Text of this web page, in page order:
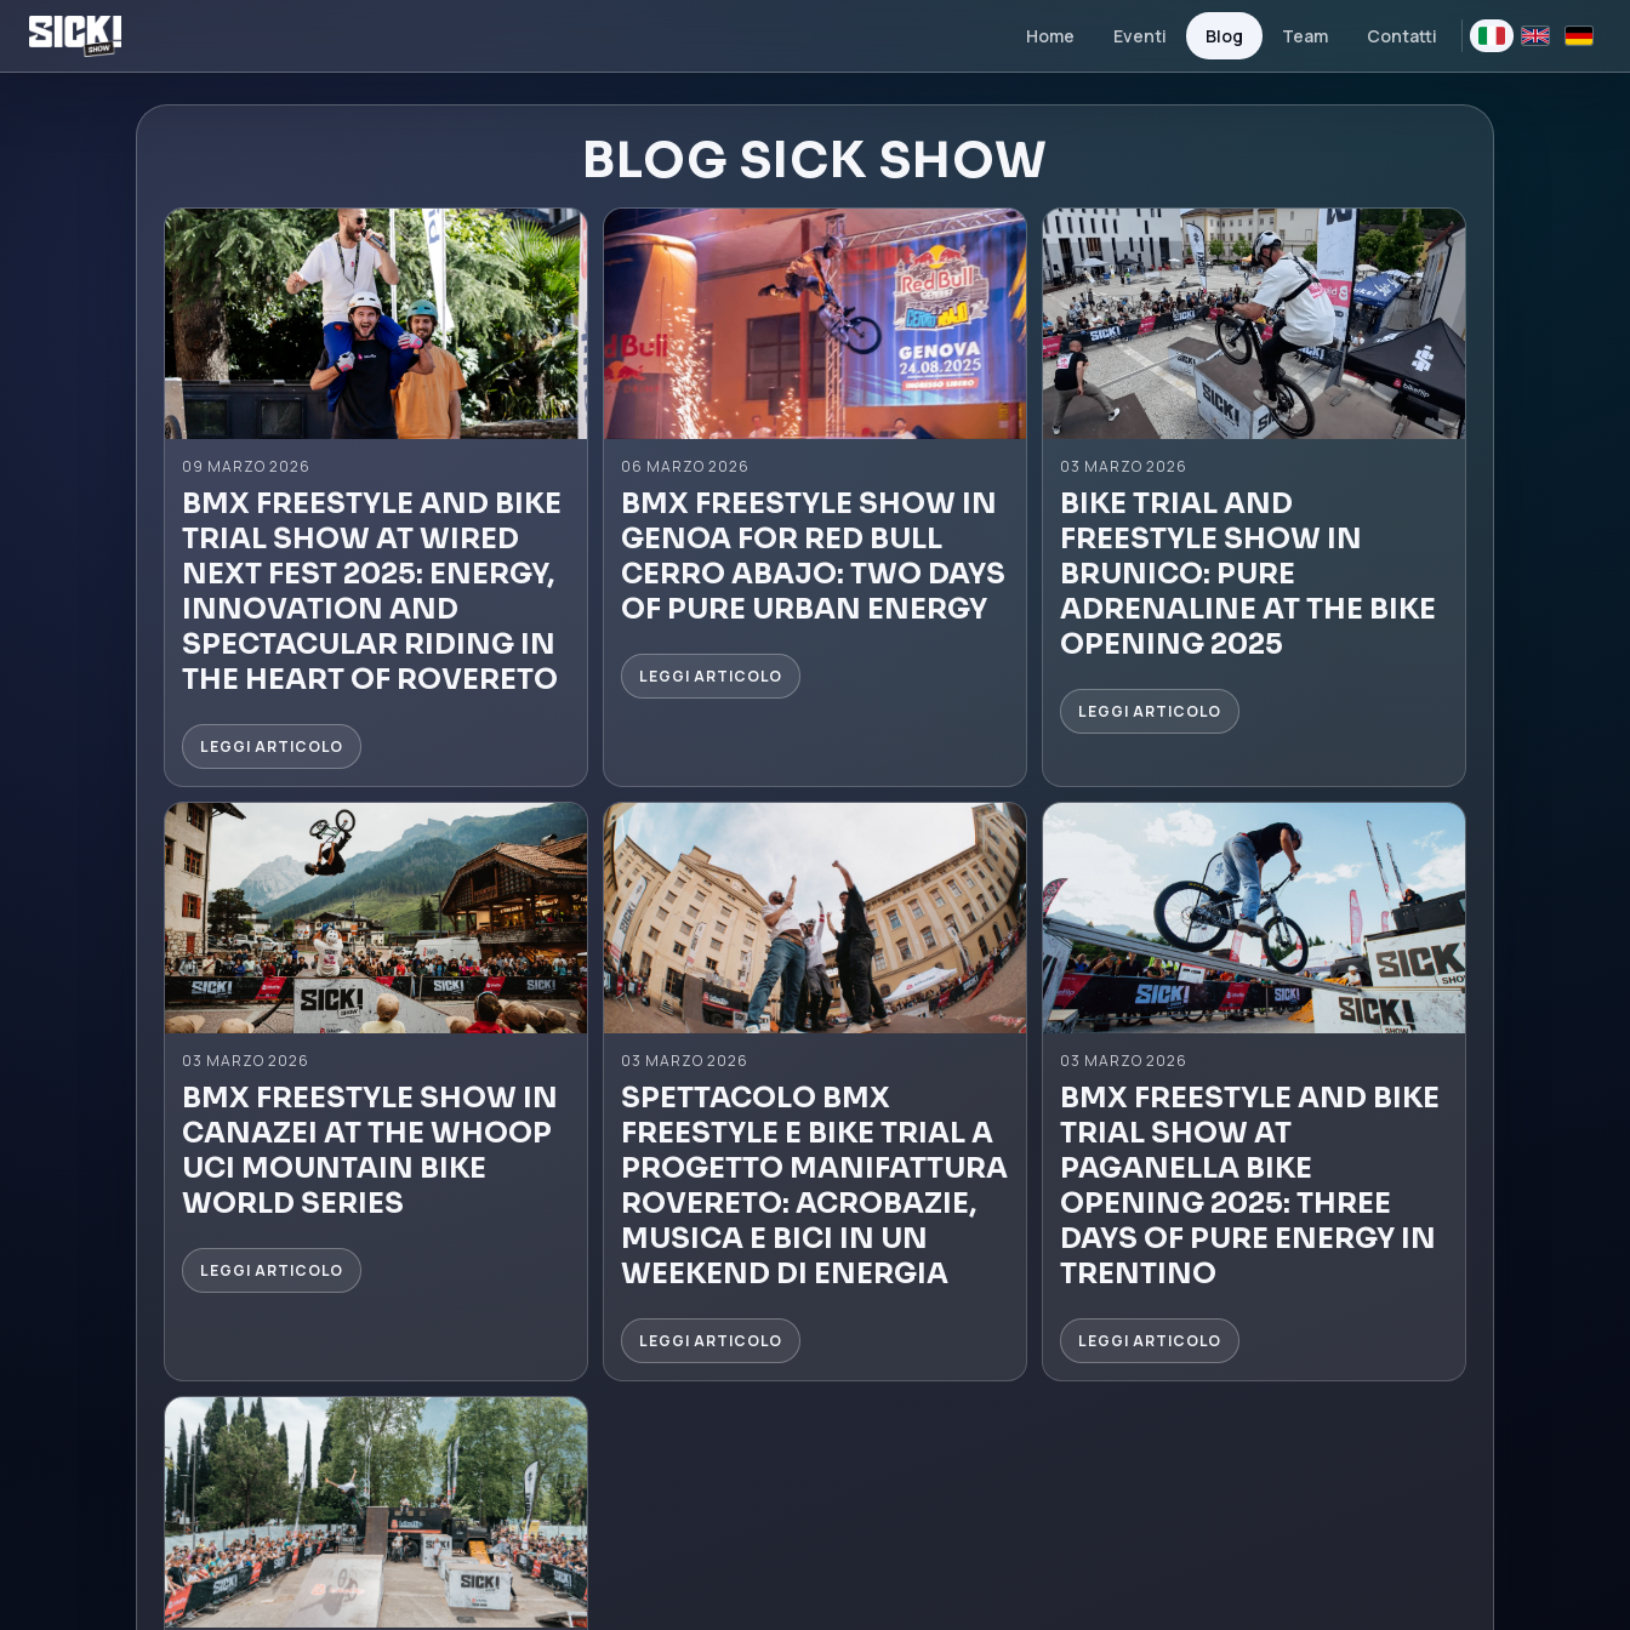
Home Eventi Blog Team Contatti
BLOG SICK SHOW
09 MARZO 2026
BMX FREESTYLE AND BIKE
TRIAL SHOW AT WIRED
NEXT FEST 2025: ENERGY,
INNOVATION AND
SPECTACULAR RIDING IN
THE HEART OF ROVERETO
LEGGI ARTICOLO
06 MARZO 2026
BMX FREESTYLE SHOW IN
GENOA FOR RED BULL
CERRO ABAJO: TWO DAYS
OF PURE URBAN ENERGY
LEGGI ARTICOLO
03 MARZO 2026
BIKE TRIAL AND
FREESTYLE SHOW IN
BRUNICO: PURE
ADRENALINE AT THE BIKE
OPENING 2025
LEGGI ARTICOLO
03 MARZO 2026
BMX FREESTYLE SHOW IN
CANAZEI AT THE WHOOP
UCI MOUNTAIN BIKE
WORLD SERIES
LEGGI ARTICOLO
03 MARZO 2026
SPETTACOLO BMX
FREESTYLE E BIKE TRIAL A
PROGETTO MANIFATTURA
ROVERETO: ACROBAZIE,
MUSICA E BICI IN UN
WEEKEND DI ENERGIA
LEGGI ARTICOLO
03 MARZO 2026
BMX FREESTYLE AND BIKE
TRIAL SHOW AT
PAGANELLA BIKE
OPENING 2025: THREE
DAYS OF PURE ENERGY IN
TRENTINO
LEGGI ARTICOLO